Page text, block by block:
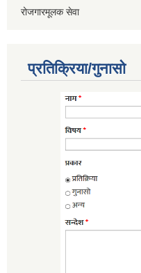
रोजगारमूलक सेवा
प्रतिक्रिया/गुनासो